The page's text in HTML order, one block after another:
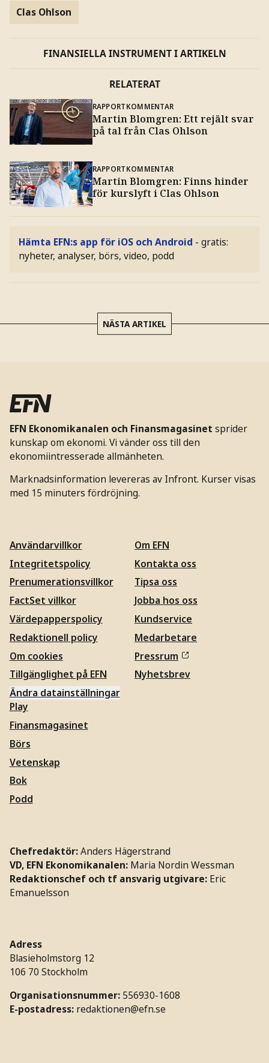
Clas Ohlson
FINANSIELLA INSTRUMENT I ARTIKELN
RELATERAT
RAPPORTKOMMENTAR
Martin Blomgren: Ett rejält svar
på tal från Clas Ohlson
RAPPORTKOMMENTAR
Martin Blomgren: Finns hinder
för kurslyft i Clas Ohlson
Hämta EFN:s app för iOS och Android - gratis:
nyheter, analyser, börs, video, podd
NÄSTA ARTIKEL
EFN Ekonomikanalen och Finansmagasinet sprider
kunskap om ekonomi. Vi vänder oss till den
ekonomiintresserade allmänheten.
Marknadsinformation levereras av Infront. Kurser visas
med 15 minuters fördröjning.
Användarvillkor
Integritetspolicy
Prenumerationsvillkor
FactSet villkor
Värdepapperspolicy
Redaktionell policy
Om cookies
Tillgänglighet på EFN
Ändra datainställningar
Om EFN
Kontakta oss
Tipsa oss
Jobba hos oss
Kundservice
Medarbetare
Pressrum
Nyhetsbrev
Play
Finansmagasinet
Börs
Vetenskap
Bok
Podd
Chefredaktör:Anders Hägerstrand
VD, EFN Ekonomikanalen: Maria Nordin Wessman
Redaktionschef och tf ansvarig utgivare: Eric
Emanuelsson
Adress
Blasieholmstorg 12
106 70 Stockholm
Organisationsnummer: 556930-1608
E-postadress: redaktionen@efn.se